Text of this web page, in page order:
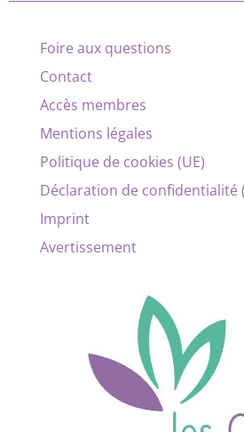
Foire aux questions
Contact
Accès membres
Mentions légales
Politique de cookies (UE)
Déclaration de confidentialité
Imprint
Avertissement